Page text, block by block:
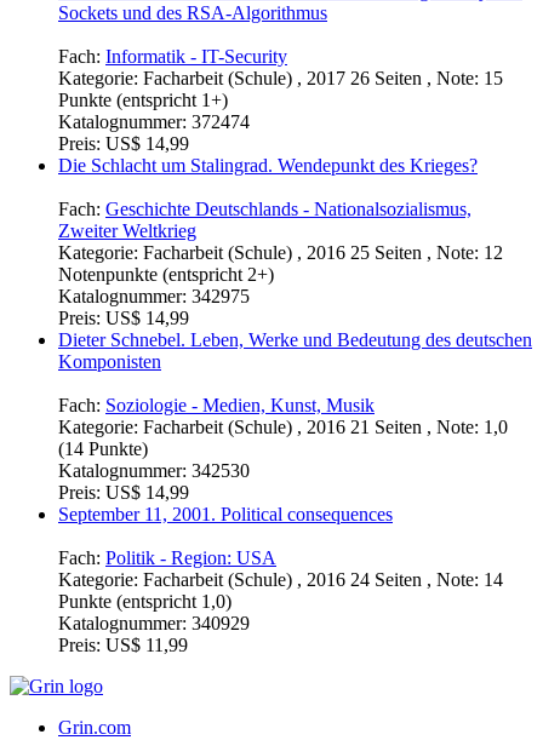
Sockets und des RSA-Algorithmus
Fach: Informatik - IT-Security
Kategorie: Facharbeit (Schule) , 2017 26 Seiten , Note: 15
Punkte (entspricht 1+)
Katalognummer: 372474
Preis: US$ 14,99
Die Schlacht um Stalingrad. Wendepunkt des Krieges?
Fach: Geschichte Deutschlands - Nationalsozialismus,
Zweiter Weltkrieg
Kategorie: Facharbeit (Schule) , 2016 25 Seiten , Note: 12
Notenpunkte (entspricht 2+)
Katalognummer: 342975
Preis: US$ 14,99
Dieter Schnebel. Leben, Werke und Bedeutung des deutschen
Komponisten
Fach: Soziologie - Medien, Kunst, Musik
Kategorie: Facharbeit (Schule) , 2016 21 Seiten , Note: 1,0
(14 Punkte)
Katalognummer: 342530
Preis: US$ 14,99
September 11, 2001. Political consequences
Fach: Politik - Region: USA
Kategorie: Facharbeit (Schule) , 2016 24 Seiten , Note: 14
Punkte (entspricht 1,0)
Katalognummer: 340929
Preis: US$ 11,99
Grin.com